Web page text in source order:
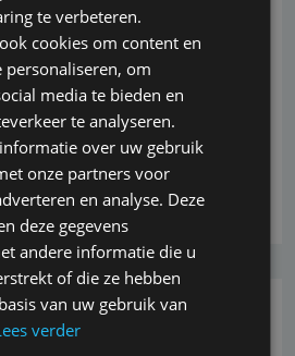
zijn bij ASR maar bij
Amersfoortse. ASR wil
aanbrengen tussen enerzijds
anderzijds De Amersfoortse
ASR verzekeringen
te verbeteren.
cookies om content en
personaliseren, om
media te bieden en
te analyseren.
over uw gebruik
onze partners voor
en analyse. Deze
deze gegevens
andere informatie die u
of die ze hebben
van uw gebruik van
verder